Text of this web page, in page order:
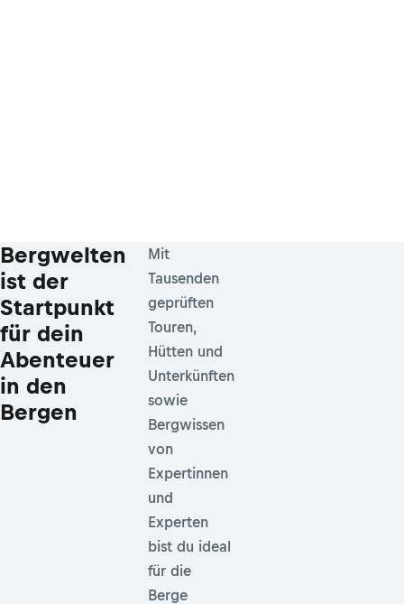
Bergwelten
ist der
Startpunkt
für dein
Abenteuer
in den
Bergen
Mit
Tausenden
geprüften
Touren,
Hütten und
Unterkünften
sowie
Bergwissen
von
Expertinnen
und
Experten
bist du ideal
für die
Berge